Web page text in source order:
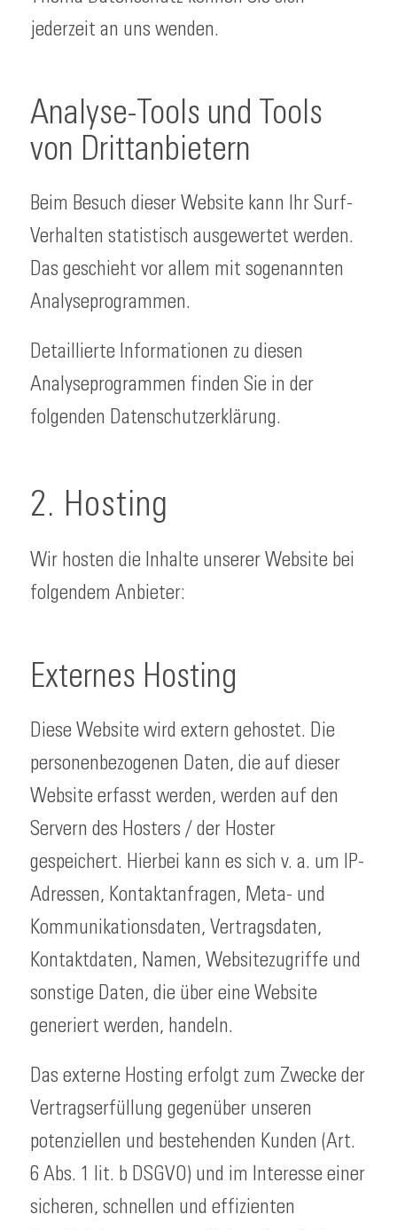
jederzeit an uns wenden.
Analyse-Tools und Tools
von Dritt­anbietern
Beim Besuch dieser Website kann Ihr Surf-
Verhalten statistisch ausgewertet werden.
Das geschieht vor allem mit sogenannten
Analyseprogrammen.
Detaillierte Informationen zu diesen
Analyseprogrammen finden Sie in der
folgenden Datenschutzerklärung.
2. Hosting
Wir hosten die Inhalte unserer Website bei
folgendem Anbieter:
Externes Hosting
Diese Website wird extern gehostet. Die
personenbezogenen Daten, die auf dieser
Website erfasst werden, werden auf den
Servern des Hosters / der Hoster
gespeichert. Hierbei kann es sich v. a. um IP-
Adressen, Kontaktanfragen, Meta- und
Kommunikationsdaten, Vertragsdaten,
Kontaktdaten, Namen, Websitezugriffe und
sonstige Daten, die über eine Website
generiert werden, handeln.
Das externe Hosting erfolgt zum Zwecke der
Vertragserfüllung gegenüber unseren
potenziellen und bestehenden Kunden (Art.
6 Abs. 1 lit. b DSGVO) und im Interesse einer
sicheren, schnellen und effizienten